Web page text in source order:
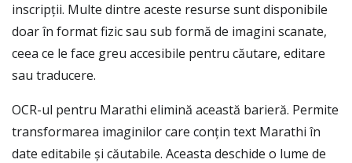
inscripții. Multe dintre aceste resurse sunt disponibile
doar în format fizic sau sub formă de imagini scanate,
ceea ce le face greu accesibile pentru căutare, editare
sau traducere.
OCR-ul pentru Marathi elimină această barieră. Permite
transformarea imaginilor care conțin text Marathi în
date editabile și căutabile. Aceasta deschide o lume de